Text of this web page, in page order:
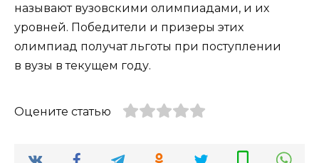
называют вузовскими олимпиадами, и их
уровней. Победители и призеры этих
олимпиад получат льготы при поступлении
в вузы в текущем году.
Оцените статью